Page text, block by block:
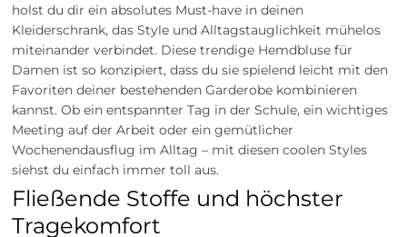
holst du dir ein absolutes Must-have in deinen
Kleiderschrank, das Style und Alltagstauglichkeit mühelos
miteinander verbindet. Diese trendige Hemdbluse für
Damen ist so konzipiert, dass du sie spielend leicht mit den
Favoriten deiner bestehenden Garderobe kombinieren
kannst. Ob ein entspannter Tag in der Schule, ein wichtiges
Meeting auf der Arbeit oder ein gemütlicher
Wochenendausflug im Alltag – mit diesen coolen Styles
siehst du einfach immer toll aus.
Fließende Stoffe und höchster
Tragekomfort